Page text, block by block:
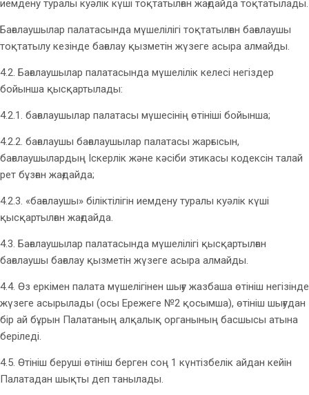
иемдену туралы куәлік күші тоқтатылған жағдайда тоқтатылады.
Бағалаушылар палатасында мүшелілігі тоқтатылған бағалаушы
тоқтатылу кезінде бағалау қызметін жүзеге асыра алмайды.
4.2. Бағалаушылар палатасында мүшелілік келесі негіздер
бойынша қысқартылады:
4.2.1. бағалаушылар палатасы мүшесінің өтініші бойынша;
4.2.2. бағалаушы бағалаушылар палатасы жарғысын,
бағалаушылардың Іскерлік және кәсіби этикасы кодексін талай
рет бұзған жағдайда;
4.2.3. «бағалаушы» біліктілігін иемдену туралы куәлік күші
қысқартылған жағдайда.
4.3. Бағалаушылар палатасында мүшелілігі қысқартылған
бағалаушы бағалау қызметін жүзеге асыра алмайды.
4.4. Өз еркімен палата мүшелігінен шығу жазбаша өтініш негізінде
жүзеге асырылады (осы Ережеге №2 қосымша), өтініш шығудан
бір ай бұрын Палатаның алқалық органының басшысы атына
беріледі.
4.5. Өтініш беруші өтініш берген соң 1 күнтізбелік айдан кейін
Палатадан шықты деп танылады.